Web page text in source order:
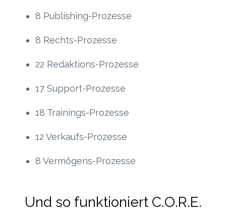
8 Publishing-Prozesse
8 Rechts-Prozesse
22 Redaktions-Prozesse
17 Support-Prozesse
18 Trainings-Prozesse
12 Verkaufs-Prozesse
8 Vermögens-Prozesse
Und so funktioniert C.O.R.E.